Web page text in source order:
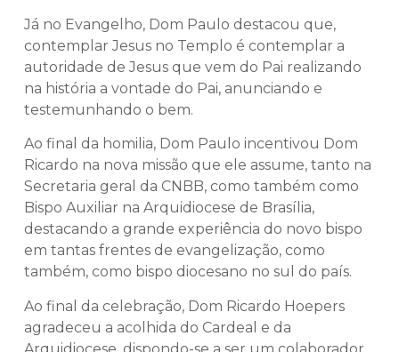
Já no Evangelho, Dom Paulo destacou que,
contemplar Jesus no Templo é contemplar a
autoridade de Jesus que vem do Pai realizando
na história a vontade do Pai, anunciando e
testemunhando o bem.
Ao final da homilia, Dom Paulo incentivou Dom
Ricardo na nova missão que ele assume, tanto na
Secretaria geral da CNBB, como também como
Bispo Auxiliar na Arquidiocese de Brasília,
destacando a grande experiência do novo bispo
em tantas frentes de evangelização, como
também, como bispo diocesano no sul do país.
Ao final da celebração, Dom Ricardo Hoepers
agradeceu a acolhida do Cardeal e da
Arquidiocese, dispondo-se a ser um colaborador